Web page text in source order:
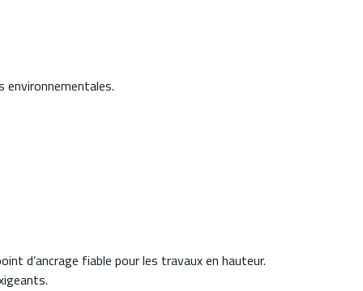
environnementales.
d’ancrage fiable pour les travaux en hauteur.